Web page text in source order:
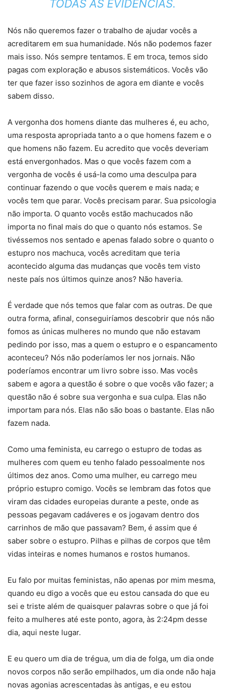
TODAS AS EVIDÊNCIAS.
Nós não queremos fazer o trabalho de ajudar vocês a
acreditarem em sua humanidade. Nós não podemos fazer
mais isso. Nós sempre tentamos. E em troca, temos sido
pagas com exploração e abusos sistemáticos. Vocês vão
ter que fazer isso sozinhos de agora em diante e vocês
sabem disso.
A vergonha dos homens diante das mulheres é, eu acho,
uma resposta apropriada tanto a o que homens fazem e o
que homens não fazem. Eu acredito que vocês deveriam
está envergonhados. Mas o que vocês fazem com a
vergonha de vocês é usá-la como uma desculpa para
continuar fazendo o que vocês querem e mais nada; e
vocês tem que parar. Vocês precisam parar. Sua psicologia
não importa. O quanto vocês estão machucados não
importa no final mais do que o quanto nós estamos. Se
tivéssemos nos sentado e apenas falado sobre o quanto o
estupro nos machuca, vocês acreditam que teria
acontecido alguma das mudanças que vocês tem visto
neste país nos últimos quinze anos? Não haveria.
É verdade que nós temos que falar com as outras. De que
outra forma, afinal, conseguiríamos descobrir que nós não
fomos as únicas mulheres no mundo que não estavam
pedindo por isso, mas a quem o estupro e o espancamento
aconteceu? Nós não poderíamos ler nos jornais. Não
poderíamos encontrar um livro sobre isso. Mas vocês
sabem e agora a questão é sobre o que vocês vão fazer; a
questão não é sobre sua vergonha e sua culpa. Elas não
importam para nós. Elas não são boas o bastante. Elas não
fazem nada.
Como uma feminista, eu carrego o estupro de todas as
mulheres com quem eu tenho falado pessoalmente nos
últimos dez anos. Como uma mulher, eu carrego meu
próprio estupro comigo. Vocês se lembram das fotos que
viram das cidades europeias durante a peste, onde as
pessoas pegavam cadáveres e os jogavam dentro dos
carrinhos de mão que passavam? Bem, é assim que é
saber sobre o estupro. Pilhas e pilhas de corpos que têm
vidas inteiras e nomes humanos e rostos humanos.
Eu falo por muitas feministas, não apenas por mim mesma,
quando eu digo a vocês que eu estou cansada do que eu
sei e triste além de quaisquer palavras sobre o que já foi
feito a mulheres até este ponto, agora, às 2:24pm desse
dia, aqui neste lugar.
E eu quero um dia de trégua, um dia de folga, um dia onde
novos corpos não serão empilhados, um dia onde não haja
novas agonias acrescentadas às antigas, e eu estou